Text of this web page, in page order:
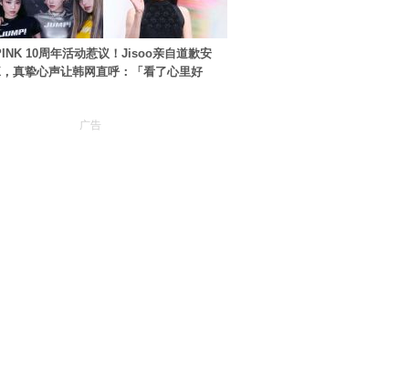
10周年活动惹议！Jisoo亲自道歉安
真挚心声让韩网直呼：「看了心里好
广告